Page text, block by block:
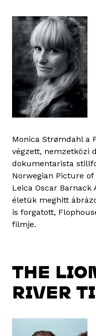
Monica Strømdahl a
végzett, nemzetközi
dokumentarista
Norwegian Picture
Leica Oscar Barnack
életük meghitt
is forgatott,
filmje.
THE
RIVER